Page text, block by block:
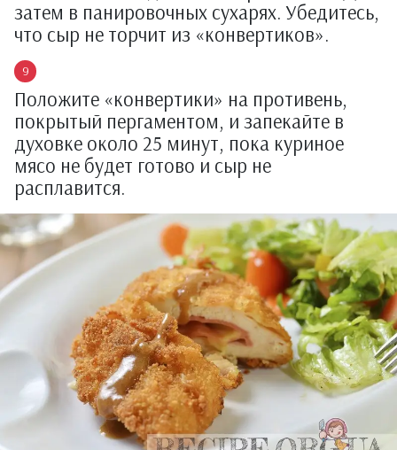
затем в панировочных сухарях. Убедитесь,
что сыр не торчит из «конвертиков».
Положите «конвертики» на противень,
покрытый пергаментом, и запекайте в
духовке около 25 минут, пока куриное
мясо не будет готово и сыр не
расплавится.